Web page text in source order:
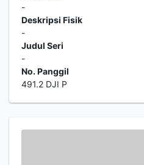
-
Deskripsi Fisik
-
Judul Seri
-
No. Panggil
491.2 DJI P